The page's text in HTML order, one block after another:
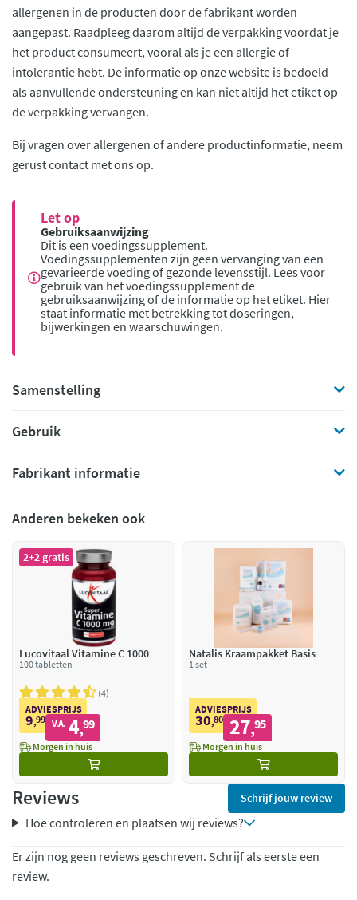
allergenen in de producten door de fabrikant worden
aangepast. Raadpleeg daarom altijd de verpakking voordat je
het product consumeert, vooral als je een allergie of
intolerantie hebt. De informatie op onze website is bedoeld
als aanvullende ondersteuning en kan niet altijd het etiket op
de verpakking vervangen.
Bij vragen over allergenen of andere productinformatie, neem
gerust contact met ons op.
Let op
Gebruiksaanwijzing
Dit is een voedingssupplement.
Voedingssupplementen zijn geen vervanging van een
gevarieerde voeding of gezonde levensstijl. Lees voor
gebruik van het voedingssupplement de
gebruiksaanwijzing of de informatie op het etiket. Hier
staat informatie met betrekking tot doseringen,
bijwerkingen en waarschuwingen.
Samenstelling
Gebruik
Fabrikant informatie
Anderen bekeken ook
2+2 gratis
Lucovitaal Vitamine C 1000
100 tabletten
4
ADVIESPRIJS
9,99 V.A. 4,99
Morgen in huis
Natalis Kraampakket Basis
1 set
ADVIESPRIJS
30,80 27,95
Morgen in huis
Reviews Schrijf jouw review
Hoe controleren en plaatsen wij reviews?
Er zijn nog geen reviews geschreven. Schrijf als eerste een
review.